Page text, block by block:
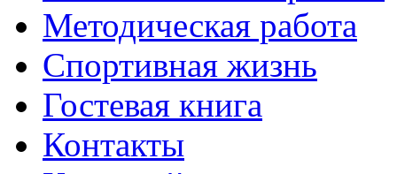
Методическая работа
Спортивная жизнь
Гостевая книга
Контакты